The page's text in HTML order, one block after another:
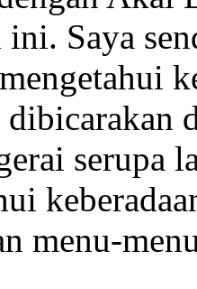
ini. Saya
serupa
menu-